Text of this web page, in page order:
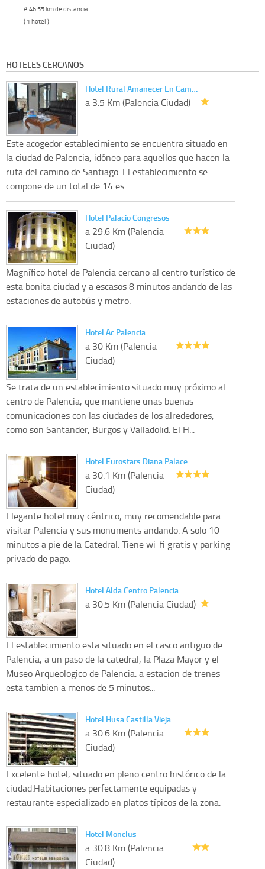
A 46.55 km de distancia
( 1 hotel )
HOTELES CERCANOS
Hotel Rural Amanecer En Cam…
a 3.5 Km (Palencia Ciudad)
Este acogedor establecimiento se encuentra situado en
la ciudad de Palencia, idóneo para aquellos que hacen la
ruta del camino de Santiago. El establecimiento se
compone de un total de 14 es...
Hotel Palacio Congresos
a 29.6 Km (Palencia
Ciudad)
Magnífico hotel de Palencia cercano al centro turístico de
esta bonita ciudad y a escasos 8 minutos andando de las
estaciones de autobús y metro.
Hotel Ac Palencia
a 30 Km (Palencia
Ciudad)
Se trata de un establecimiento situado muy próximo al
centro de Palencia, que mantiene unas buenas
comunicaciones con las ciudades de los alrededores,
como son Santander, Burgos y Valladolid. El H...
Hotel Eurostars Diana Palace
a 30.1 Km (Palencia
Ciudad)
Elegante hotel muy céntrico, muy recomendable para
visitar Palencia y sus monuments andando. A solo 10
minutos a pie de la Catedral. Tiene wi-fi gratis y parking
privado de pago.
Hotel Alda Centro Palencia
a 30.5 Km (Palencia Ciudad)
El establecimiento esta situado en el casco antiguo de
Palencia, a un paso de la catedral, la Plaza Mayor y el
Museo Arqueologico de Palencia. a estacion de trenes
esta tambien a menos de 5 minutos...
Hotel Husa Castilla Vieja
a 30.6 Km (Palencia
Ciudad)
Excelente hotel, situado en pleno centro histórico de la
ciudad.Habitaciones perfectamente equipadas y
restaurante especializado en platos típicos de la zona.
Hotel Monclus
a 30.8 Km (Palencia
Ciudad)